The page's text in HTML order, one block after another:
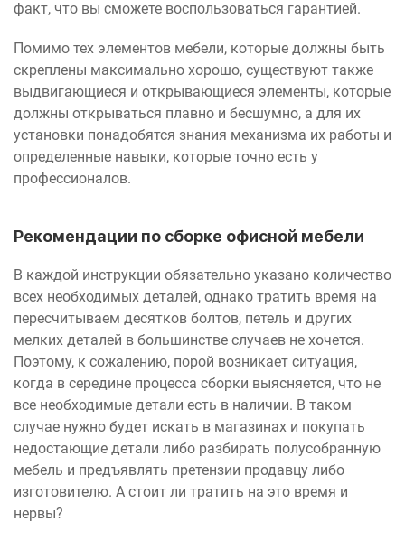
факт, что вы сможете воспользоваться гарантией.
Помимо тех элементов мебели, которые должны быть
скреплены максимально хорошо, существуют также
выдвигающиеся и открывающиеся элементы, которые
должны открываться плавно и бесшумно, а для их
установки понадобятся знания механизма их работы и
определенные навыки, которые точно есть у
профессионалов.
Рекомендации по сборке офисной мебели
В каждой инструкции обязательно указано количество
всех необходимых деталей, однако тратить время на
пересчитываем десятков болтов, петель и других
мелких деталей в большинстве случаев не хочется.
Поэтому, к сожалению, порой возникает ситуация,
когда в середине процесса сборки выясняется, что не
все необходимые детали есть в наличии. В таком
случае нужно будет искать в магазинах и покупать
недостающие детали либо разбирать полусобранную
мебель и предъявлять претензии продавцу либо
изготовителю. А стоит ли тратить на это время и
нервы?